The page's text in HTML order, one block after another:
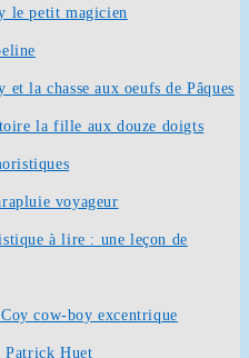
le petit magicien
la chasse aux oeufs de Pâques
la fille aux douze doigts
voyageur
à lire : une leçon de
cow-boy excentrique
Patrick Huet